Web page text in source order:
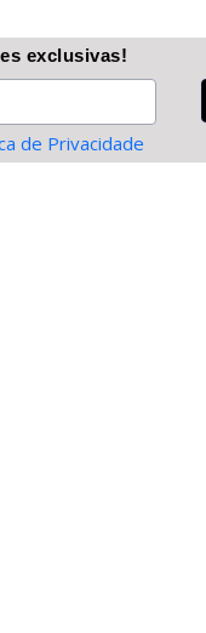
exclusivas!
de Privacidade